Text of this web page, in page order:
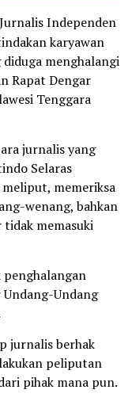
Independen
karyawan
menghalangi
Rapat Dengar
Tenggara
jurnalis yang
Selaras
memeriksa
wenang, bahkan
memasuki
Undang
jurnalis berhak
peliputan
pihak mana pun.